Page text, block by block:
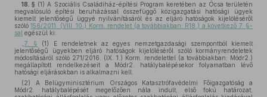
18. § (1) A Szociális Családiház-építési Program keretében az Ócsa területén
megvalósuló építési beruházással összefüggő közigazgatási hatósági ügyek
kiemelt jelentőségű üggyé nyilvánításáról és az eljáró hatóságok kijelöléséről
szóló156/2011. (VIII. 10.) Korm. rendelet (a továbbiakban: R18.) a következő 7. §-
sal egészül ki:
7. §
(1) E rendeletnek az egyes nemzetgazdasági szempontból kiemelt
jelentőségű ügyekben eljáró hatóságok kijelöléséről szóló kormányrendeletek
módosításáról szóló 271/2016. (IX. 1.) Korm. rendelettel (a továbbiakban: Módr2.)
megállapított rendelkezéseit a Módr2. hatálybalépésekor folyamatban lévő
hatósági eljárásokban is alkalmazni kell.
(2) A Belügyminisztérium Országos Katasztrófavédelmi Főigazgatóság a
Módr2. hatálybalépését megelőzően nála indult, első fokú határozat,